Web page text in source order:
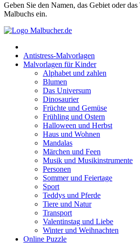
Geben Sie den Namen, das Gebiet oder das
Malbuchs ein.
Antistress-Malvorlagen
Malvorlagen für Kinder
Alphabet und zahlen
Blumen
Das Universum
Dinosaurier
Früchte und Gemüse
Frühling und Ostern
Halloween und Herbst
Haus und Wohnen
Mandalas
Märchen und Feen
Musik und Musikinstrumente
Personen
Sommer und Feiertage
Sport
Teddys und Pferde
Tiere und Natur
Transport
Valentinstag und Liebe
Winter und Weihnachten
Online Puzzle